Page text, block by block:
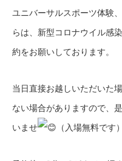
ユニバーサルスポーツ体験
らは、新型コロナウイル感
約をお願いしております。
当日直接お越しいただいた
ない場合がありますので、
いませ
（入場無料です）